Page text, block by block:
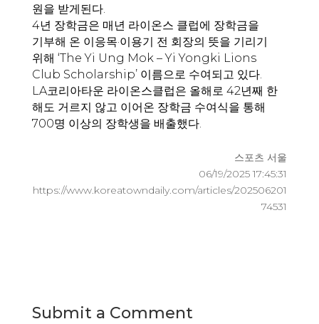
원을 받게된다.
4년 장학금은 매년 라이온스 클럽에 장학금을
기부해 온 이응목·이용기 전 회장의 뜻을 기리기
위해 ‘The Yi Ung Mok – Yi Yongki Lions
Club Scholarship’ 이름으로 수여되고 있다.
LA코리아타운 라이온스클럽은 올해로 42년째 한
해도 거르지 않고 이어온 장학금 수여식을 통해
700명 이상의 장학생을 배출했다.
스포츠 서울
06/19/2025 17:45:31
https://www.koreatowndaily.com/articles/202506201
74531
Submit a Comment